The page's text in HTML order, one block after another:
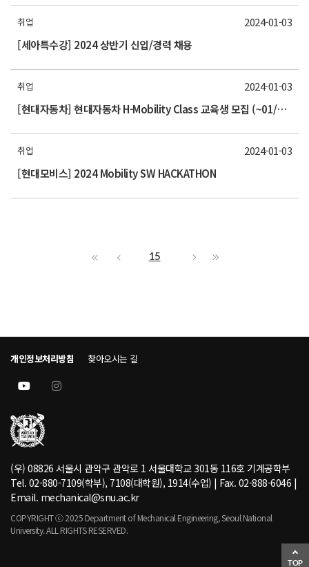
취업
[세아특수강] 2024 상반기 신입/경력 채용
2024-01-03
취업
[현대자동차] 현대자동차 H-Mobility Class 교육생 모집 (~01/10(수) 오전 10시까지)
2024-01-03
취업
[현대모비스] 2024 Mobility SW HACKATHON
2024-01-03
15
TOP
개인정보처리방침 찾아오시는 길
(우) 08826 서울시 관악구 관악로 1 서울대학교 301동 116호 기계공학부
Tel. 02-880-7109(학부), 7108(대학원), 1914(수업) | Fax. 02-888-6046 |
Email. mechanical@snu.ac.kr
COPYRIGHT ⓒ 2025 Department of Mechanical Engineering, Seoul National
University. ALL RIGHTS RESERVED.